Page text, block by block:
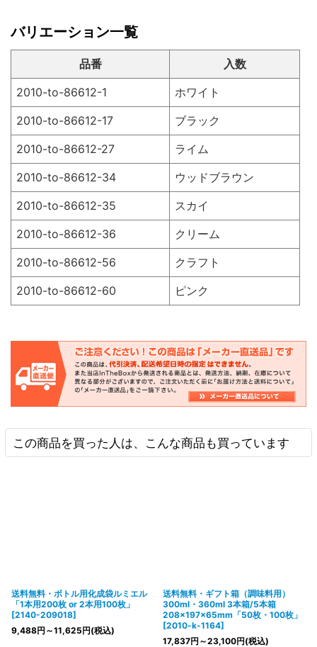
バリエーション一覧
品番
入数
2010-to-86612-1
ホワイト
2010-to-86612-17
ブラック
2010-to-86612-27
ライム
2010-to-86612-34
ウッドブラウン
2010-to-86612-35
スカイ
2010-to-86612-36
クリーム
2010-to-86612-56
クラフト
2010-to-86612-60
ピンク
この商品を買った人は、こんな商品も買っています
送料無料・ボトル用化成袋ルミエル
「1本用200枚 or 2本用100枚」
[2140-209018]
9,488円 ～11,625円(税込)
送料無料・ギフト箱（調味料用）
300ml・360ml 3本箱/5本箱
208×197×65mm「50枚・100枚」
[2010-k-1164]
17,837円 ～23,100円(税込)